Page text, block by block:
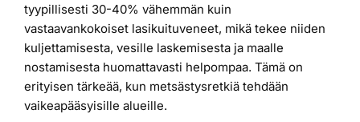
tyypillisesti 30-40% vähemmän kuin
vastaavankokoiset lasikuituveneet, mikä tekee niiden
kuljettamisesta, vesille laskemisesta ja maalle
nostamisesta huomattavasti helpompaa. Tämä on
erityisen tärkeää, kun metsästysretkiä tehdään
vaikeapääsyisille alueille.